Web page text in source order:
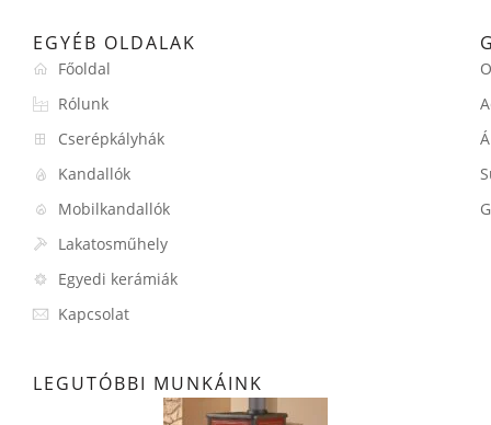
EGYÉB OLDALAK
Főoldal
Rólunk
Cserépkályhák
Kandallók
Mobilkandallók
Lakatosműhely
Egyedi kerámiák
Kapcsolat
LEGUTÓBBI MUNKÁINK